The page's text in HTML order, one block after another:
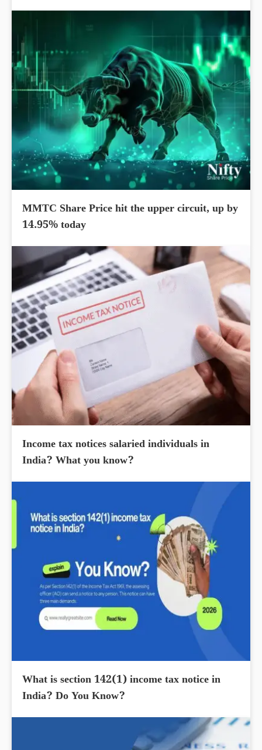
MMTC Share Price hit the upper circuit, up by
14.95% today
Income tax notices salaried individuals in
India? What you know?
What is section 142(1) income tax notice in
India? Do You Know?